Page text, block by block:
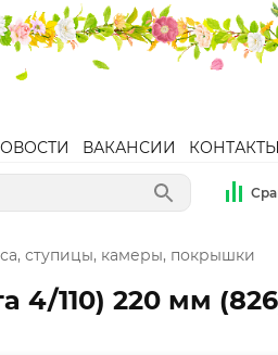
ВАКАНСИИ КОНТАКТЫ
ступицы, камеры, покрышки
4/110) 220 мм